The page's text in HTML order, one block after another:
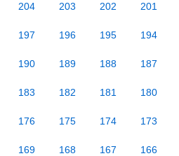
204 203 202 201
197 196 195 194
190 189 188 187
183 182 181 180
176 175 174 173
169 168 167 166